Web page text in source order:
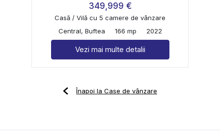
349,999 €
Casă / Vilă cu 5 camere de vânzare
Central, Buftea
166 mp 2022
Vezi mai multe detalii
Înapoi la Case de vânzare